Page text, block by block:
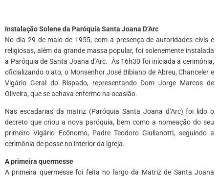
Instalação Solene da Paróquia Santa Joana D’Arc
No dia 29 de maio de 1955, com a presença de autoridades civis e
religiosas, além da grande massa popular, foi solenemente instalada
a Paróquia de Santa Joana d’Arc. Às 16h30 foi iniciada a cerimônia,
oficializando o ato, o Monsenhor José Bibiano de Abreu, Chanceler e
Vigário Geral do Bispado, representando Dom Jorge Marcos de
Oliveira, que se achava enfermo na ocasião.
Nas escadarias da matriz (Paróquia Santa Joana d’Arc) foi lido o
decreto que criou a nova paróquia, bem como a nomeação do seu
primeiro Vigário Ecônomo, Padre Teodoro Giulianotti, seguindo a
cerimônia de posse no interior da igreja.
A primeira quermesse
A primeira quermesse foi feita no largo da Matriz de Santa Joana